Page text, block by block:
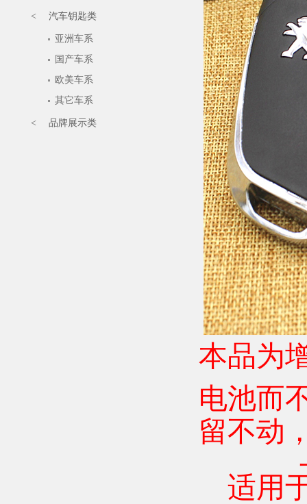
< 汽车钥匙类
亚洲车系
国产车系
欧美车系
其它车系
< 品牌展示类
本品为
电池而
留不动
适用